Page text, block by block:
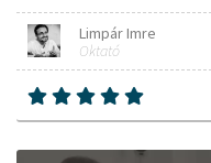
Limpár Imre
Oktató